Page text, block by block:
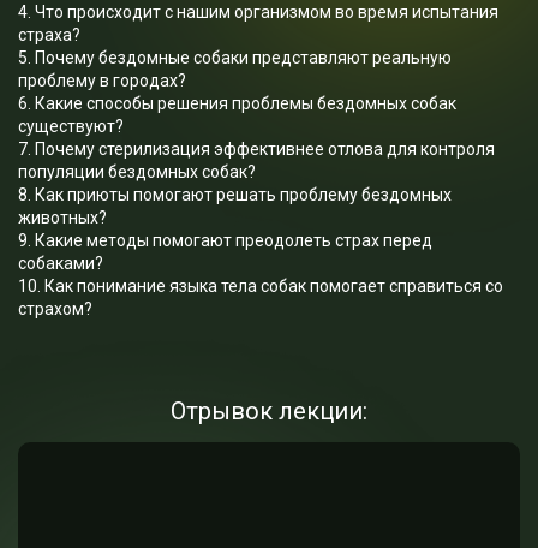
4. Что происходит с нашим организмом во время испытания
страха?
5. Почему бездомные собаки представляют реальную
проблему в городах?
6. Какие способы решения проблемы бездомных собак
существуют?
7. Почему стерилизация эффективнее отлова для контроля
популяции бездомных собак?
8. Как приюты помогают решать проблему бездомных
животных?
9. Какие методы помогают преодолеть страх перед
собаками?
10. Как понимание языка тела собак помогает справиться со
страхом?
Отрывок лекции: